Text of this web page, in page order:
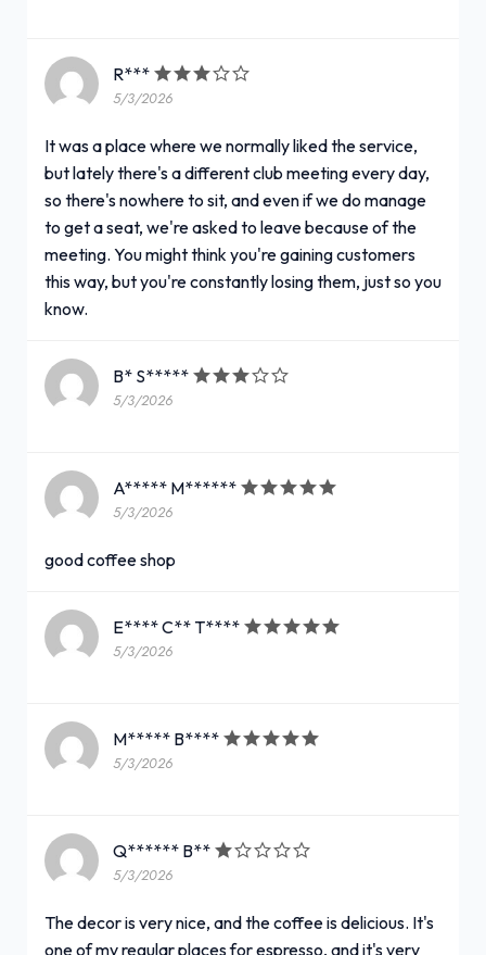
R***
5/3/2026
It was a place where we normally liked the service,
but lately there's a different club meeting every day,
so there's nowhere to sit, and even if we do manage
to get a seat, we're asked to leave because of the
meeting. You might think you're gaining customers
this way, but you're constantly losing them, just so you
know.
B* S*****
5/3/2026
A***** M******
5/3/2026
good coffee shop
E**** C** T****
5/3/2026
M***** B****
5/3/2026
Q****** B**
5/3/2026
The decor is very nice, and the coffee is delicious. It's
one of my regular places for espresso, and it's very